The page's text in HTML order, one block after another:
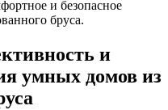
и безопасное
бруса.
и
умных домов из